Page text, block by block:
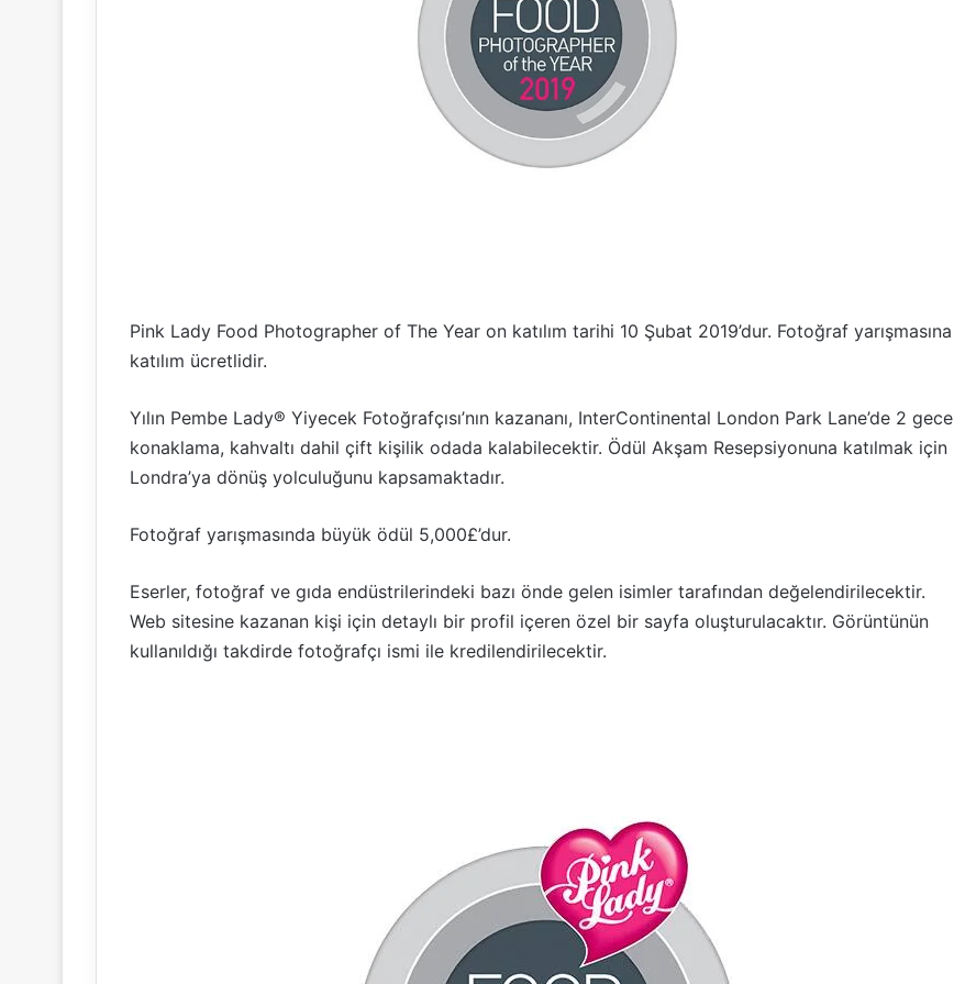
Pink Lady Food Photographer of The Year on katılım tarihi 10 Şubat 2019’dur. Fotoğraf yarışmasına
katılım ücretlidir.
Yılın Pembe Lady® Yiyecek Fotoğrafçısı’nın kazananı, InterContinental London Park Lane’de 2 gece
konaklama, kahvaltı dahil çift kişilik odada kalabilecektir. Ödül Akşam Resepsiyonuna katılmak için
Londra’ya dönüş yolculuğunu kapsamaktadır.
Fotoğraf yarışmasında büyük ödül 5,000£’dur.
Eserler, fotoğraf ve gıda endüstrilerindeki bazı önde gelen isimler tarafından değelendirilecektir.
Web sitesine kazanan kişi için detaylı bir profil içeren özel bir sayfa oluşturulacaktır. Görüntünün
kullanıldığı takdirde fotoğrafçı ismi ile kredilendirilecektir.